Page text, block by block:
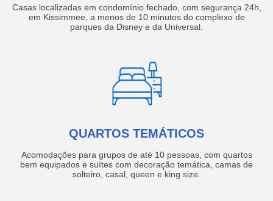
Casas localizadas em condomínio fechado, com segurança 24h,
em Kissimmee, a menos de 10 minutos do complexo de
parques da Disney e da Universal.
QUARTOS TEMÁTICOS
Acomodações para grupos de até 10 pessoas, com quartos
bem equipados e suítes com decoração temática, camas de
solteiro, casal, queen e king size.